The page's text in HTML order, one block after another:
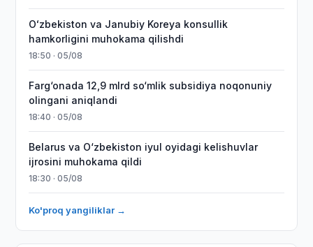
Oʻzbekiston va Janubiy Koreya konsullik
hamkorligini muhokama qilishdi
18:50 · 05/08
Farg‘onada 12,9 mlrd so‘mlik subsidiya noqonuniy
olingani aniqlandi
18:40 · 05/08
Belarus va O‘zbekiston iyul oyidagi kelishuvlar
ijrosini muhokama qildi
18:30 · 05/08
Ko'proq yangiliklar →